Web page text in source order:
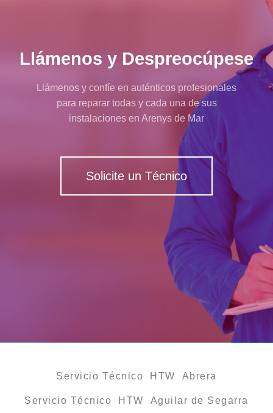
Llámenos y Despreocúpese
Llámenos y confíe en auténticos profesionales
para reparar todas y cada una de sus
instalaciones en Arenys de Mar
Solicite un Técnico
Servicio Técnico HTW Abrera
Servicio Técnico HTW Aguilar de Segarra